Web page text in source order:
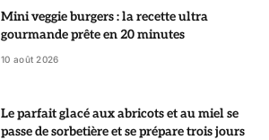
Mini veggie burgers : la recette ultra
gourmande prête en 20 minutes
10 août 2026
Le parfait glacé aux abricots et au miel se
passe de sorbetière et se prépare trois jours